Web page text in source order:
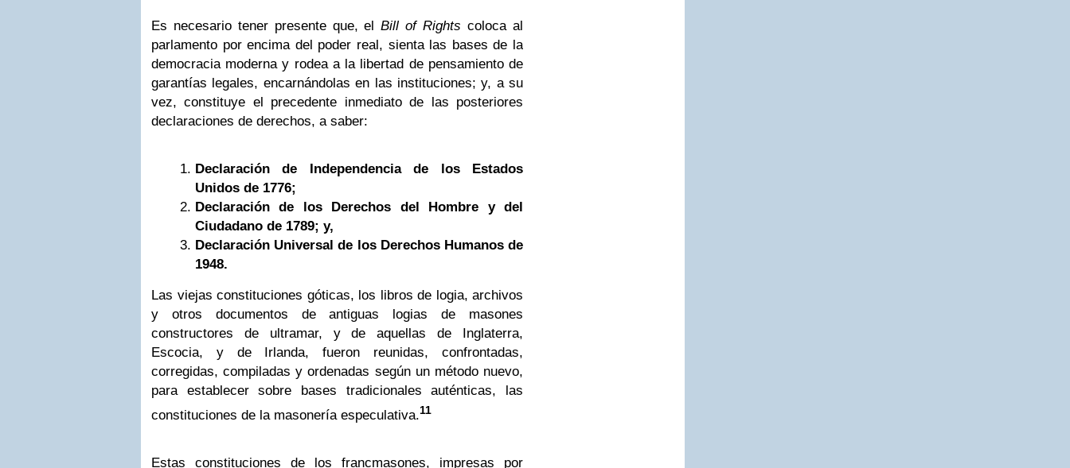
Es necesario tener presente que, elBill of Rights coloca al
parlamento por encima del poder real, sienta las bases de la
democracia moderna y rodea a la libertad de pensamiento de
garantías legales, encarnándolas en las instituciones; y, a su
vez, constituye el precedente inmediato de las posteriores
declaraciones de derechos, a saber:
Declaración de Independencia de los Estados
Unidos de 1776;
Declaración de los Derechos del Hombre y del
Ciudadano de 1789; y,
Declaración Universal de los Derechos Humanos de
1948.
Las viejas constituciones góticas, los libros de logia, archivos
y otros documentos de antiguas logias de masones
constructores de ultramar, y de aquellas de Inglaterra,
Escocia, y de Irlanda, fueron reunidas, confrontadas,
corregidas, compiladas y ordenadas según un método nuevo,
para establecer sobre bases tradicionales auténticas, las
constituciones de la masonería especulativa.11
Estas constituciones de los francmasones, impresas por